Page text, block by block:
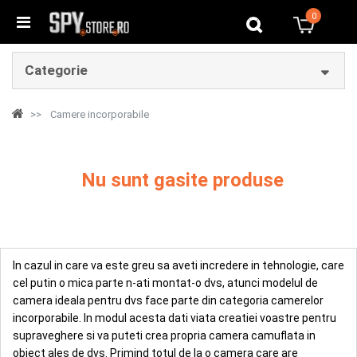
0
Categorie
Camere incorporabile
Nu sunt gasite produse
In cazul in care va este greu sa aveti incredere in tehnologie, care
cel putin o mica parte n-ati montat-o dvs, atunci modelul de
camera ideala pentru dvs face parte din categoria camerelor
incorporabile. In modul acesta dati viata creatiei voastre pentru
supraveghere si va puteti crea propria camera camuflata in
obiect ales de dvs. Primind totul de la o camera care are